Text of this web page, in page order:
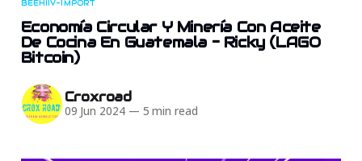
BEEHIIV-IMPORT
Economía Circular Y Minería Con Aceite
De Cocina En Guatemala - Ricky (LAGO
Bitcoin)
Croxroad
09 Jun 2024 — 5 min read